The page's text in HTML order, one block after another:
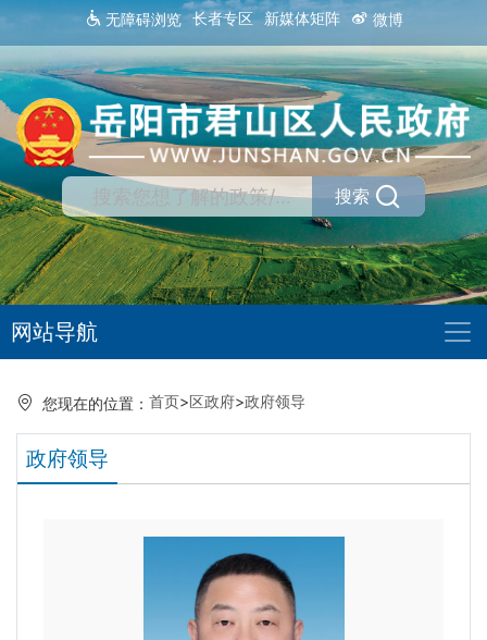
无障碍浏览 长者专区 新媒体矩阵 微博
搜索
网站导航
您现在的位置： 首页>区政府>政府领导
政府领导